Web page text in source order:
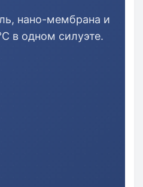
нано-мембрана и
в одном силуэте.